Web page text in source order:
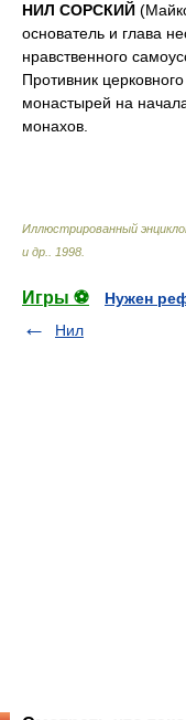
НИЛ СОРСКИЙ
основатель и глава
нравственного
Противник
монастырей на
монахов.
Иллюстрированный
и др.
1998
Игры ⚽
Нужен
Нил